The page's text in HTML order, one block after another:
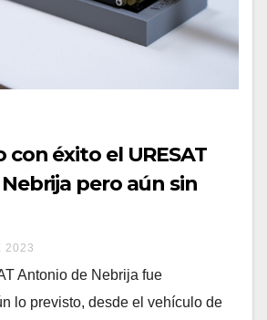
con éxito el URESAT
pero aún sin
2023
Antonio de Nebrija fue
lo previsto, desde el vehículo de